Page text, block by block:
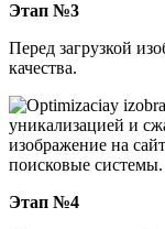
Этап №3
Перед загрузкой
качества.
уникализацией и
изображение на
поисковые системы.
Этап №4